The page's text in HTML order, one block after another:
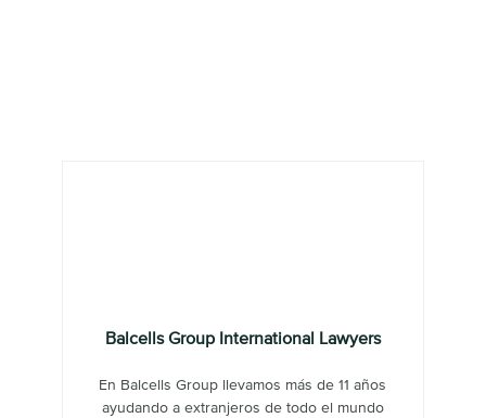
Balcells Group International Lawyers
En Balcells Group llevamos más de 11 años
ayudando a extranjeros de todo el mundo